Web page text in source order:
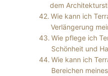
dem
Wie kann ich
Verlängerung
Wie pflege ich
Schönheit und
Wie kann ich
Bereichen